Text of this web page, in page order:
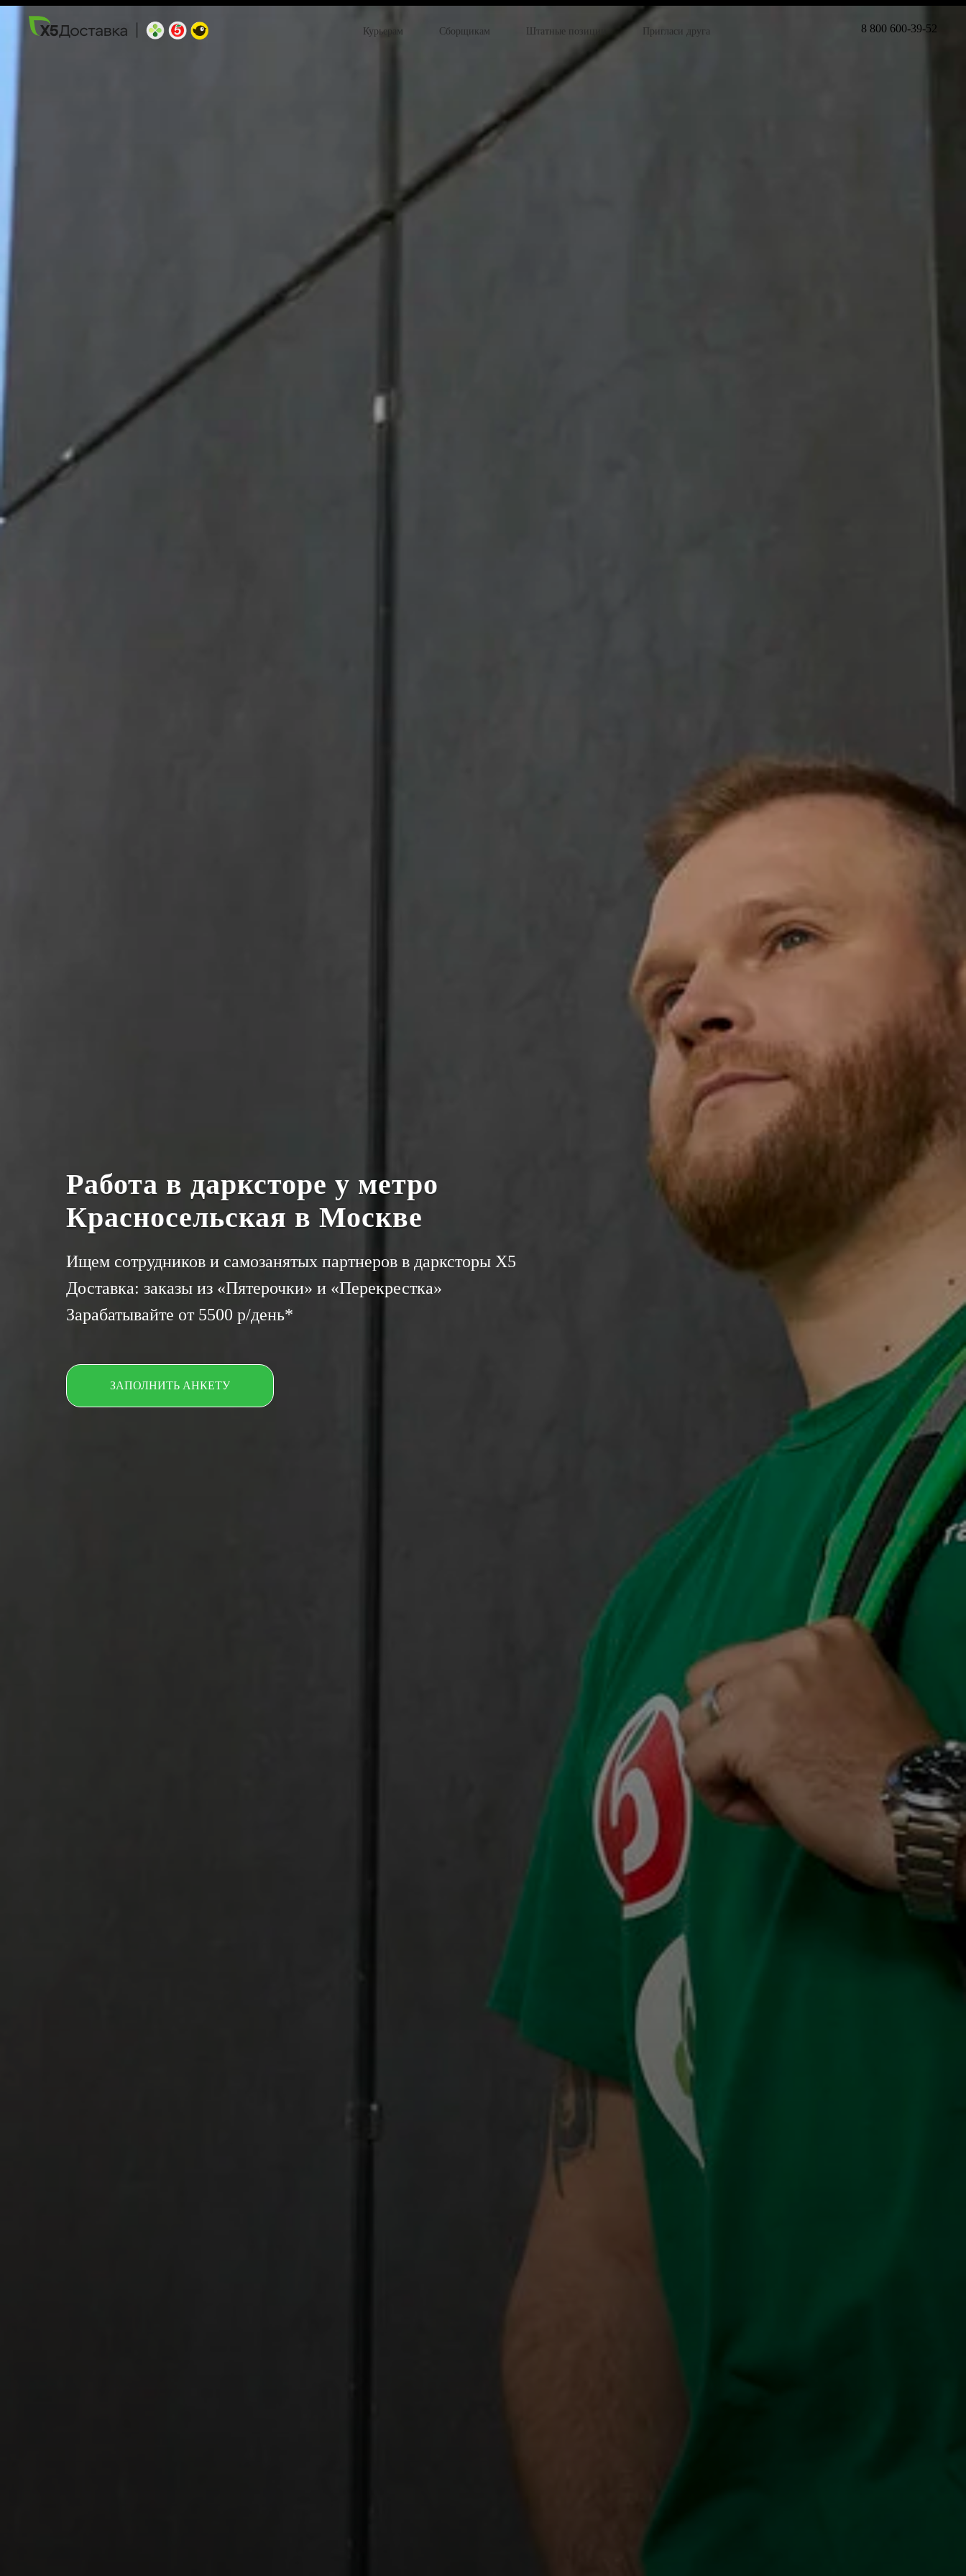
Курьерам Сборщикам Штатные позиции Пригласи друга 8 800 600-39-52
Работа в дарксторе у метро
Красносельская в Москве
Ищем сотрудников и самозанятых партнеров в дарксторы Х5
Доставка: заказы из «Пятерочки» и «Перекрестка»
Зарабатывайте от 5500 р/день*
ЗАПОЛНИТЬ АНКЕТУ